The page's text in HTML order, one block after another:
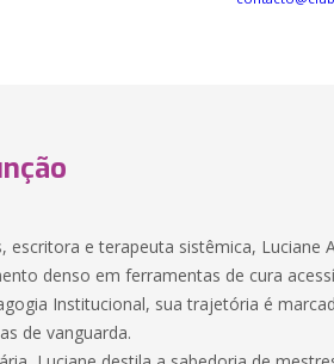
escritora e terapeuta sistêmica, Luciane
denso em ferramentas de cura
Institucional, sua trajetória é
de vanguarda.